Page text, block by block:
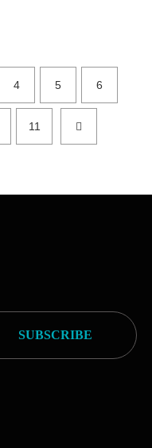
4 5 6
11